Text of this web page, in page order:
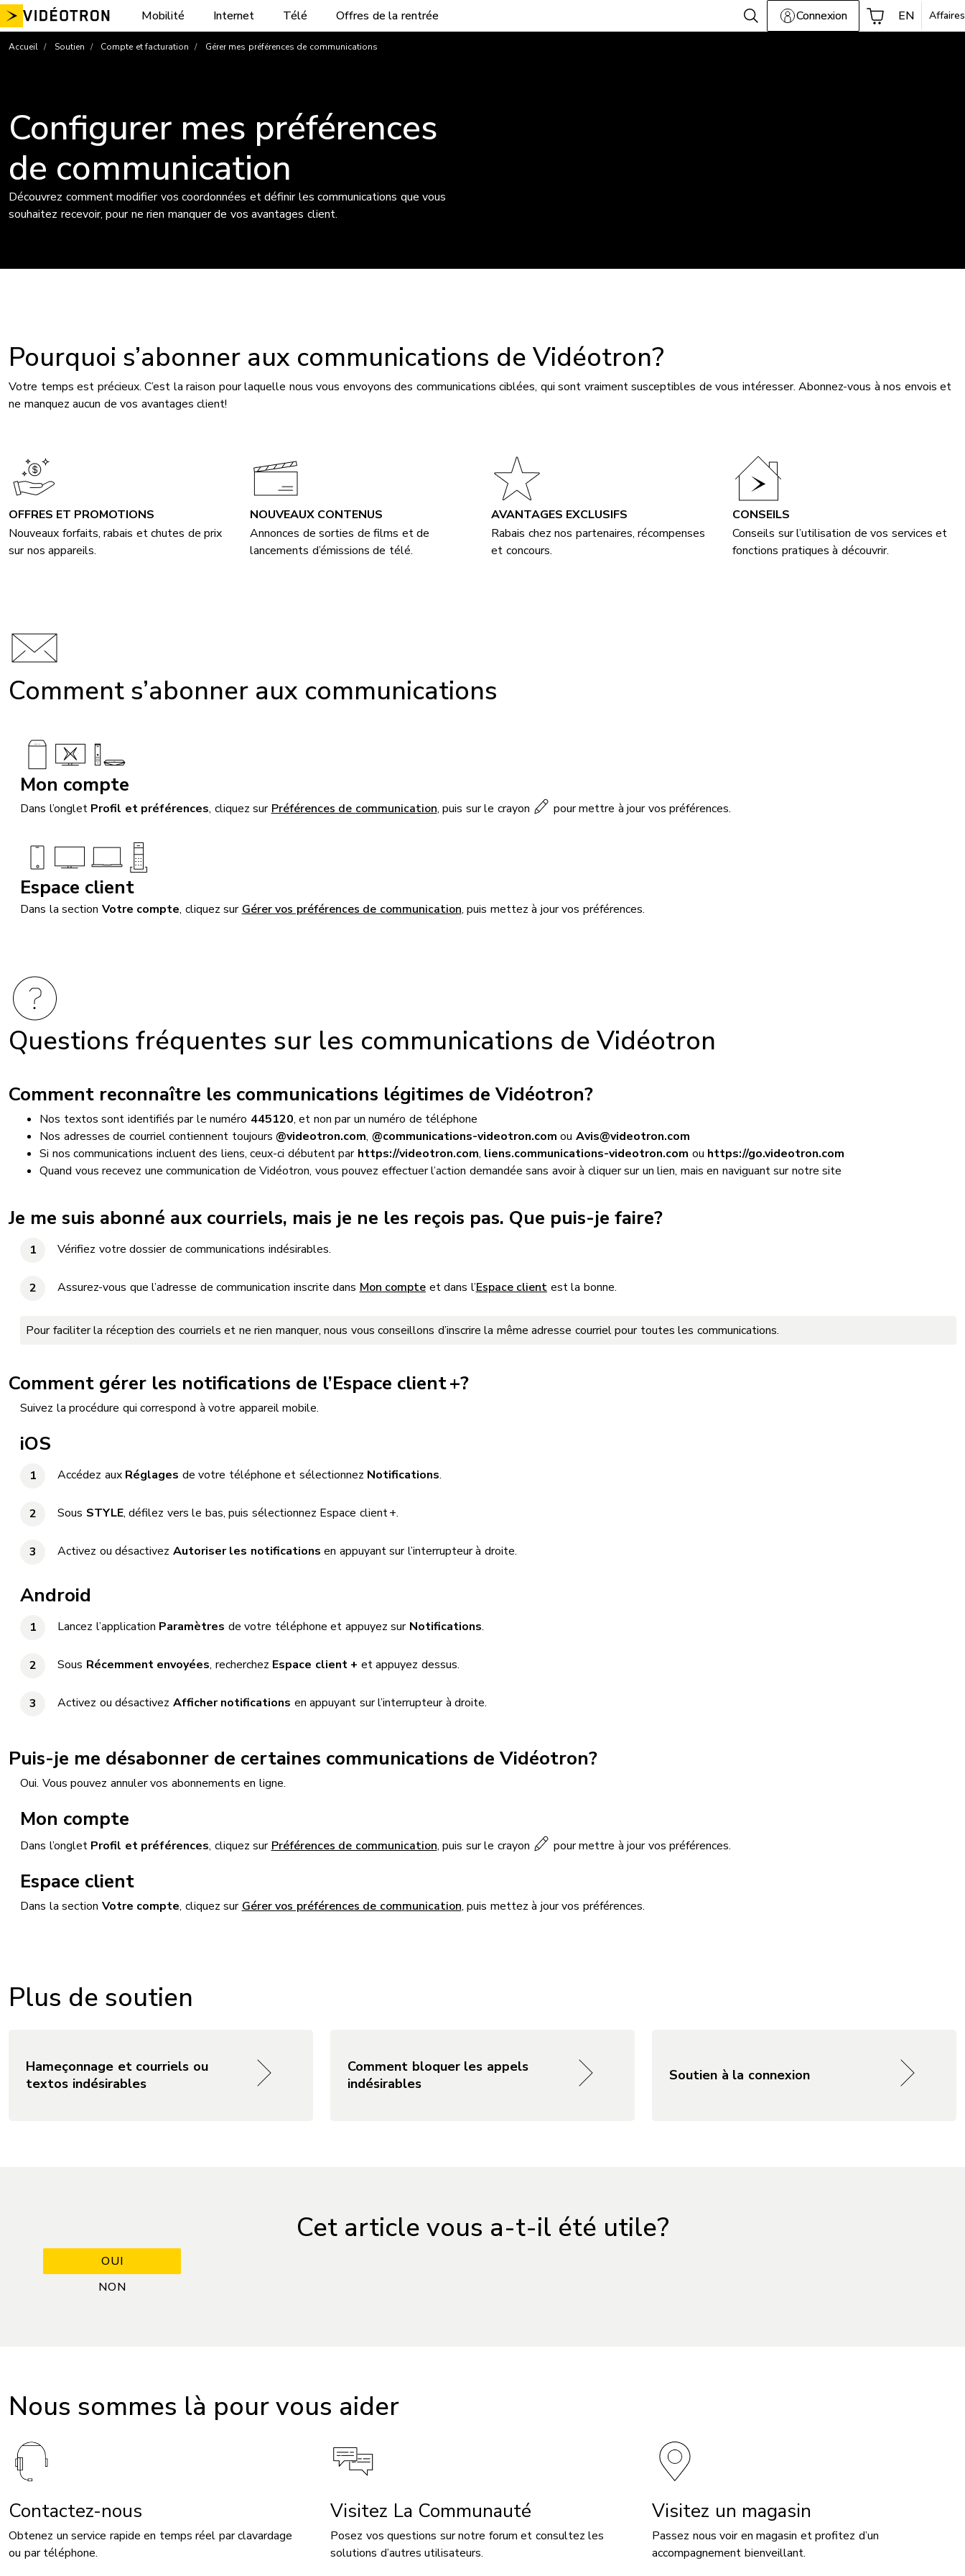
Aller
au
contenu
Mobilité Internet Télé Offres de la rentrée Connexion EN Affaires
Accueil Soutien Compte et facturation Gérer mes préférences de communications
Configurer mes préférences
de communication
Découvrez comment modifier vos coordonnées et définir les communications que vous
souhaitez recevoir, pour ne rien manquer de vos avantages client.
Pourquoi s’abonner aux communications de Vidéotron?
Votre temps est précieux. C’est la raison pour laquelle nous vous envoyons des communications ciblées, qui sont vraiment susceptibles de vous intéresser. Abonnez-vous à nos envois et
ne manquez aucun de vos avantages client!
OFFRES ET PROMOTIONS
Nouveaux forfaits, rabais et chutes de prix
sur nos appareils.
NOUVEAUX CONTENUS
Annonces de sorties de films et de
lancements d’émissions de télé.
AVANTAGES EXCLUSIFS
Rabais chez nos partenaires, récompenses
et concours.
CONSEILS
Conseils sur l’utilisation de vos services et
fonctions pratiques à découvrir.
Comment s’abonner aux communications
Mon compte
Dans l’onglet Profil et préférences, cliquez sur Préférences de communication, puis sur le crayon pour mettre à jour vos préférences.
Espace client
Dans la section Votre compte, cliquez sur Gérer vos préférences de communication, puis mettez à jour vos préférences.
Questions fréquentes sur les communications de Vidéotron
Comment reconnaître les communications légitimes de Vidéotron?
Nos textos sont identifiés par le numéro 445120, et non par un numéro de téléphone
Nos adresses de courriel contiennent toujours@videotron.com, @communications-videotron.com ou Avis@videotron.com
Si nos communications incluent des liens, ceux-ci débutent par https://videotron.com, liens.communications-videotron.com ou https://go.videotron.com
Quand vous recevez une communication de Vidéotron, vous pouvez effectuer l’action demandée sans avoir à cliquer sur un lien, mais en naviguant sur notre site
Je me suis abonné aux courriels, mais je ne les reçois pas. Que puis-je faire?
Vérifiez votre dossier de communications indésirables.
Assurez-vous que l’adresse de communication inscrite dans Mon compte et dans l’Espace client est la bonne.
Pour faciliter la réception des courriels et ne rien manquer, nous vous conseillons d’inscrire la même adresse courriel pour toutes les communications.
Comment gérer les notifications de l’Espace client +?
Suivez la procédure qui correspond à votre appareil mobile.
iOS
Accédez aux Réglages de votre téléphone et sélectionnez Notifications.
Sous STYLE, défilez vers le bas, puis sélectionnez Espace client +.
Activez ou désactivez Autoriser les notifications en appuyant sur l’interrupteur à droite.
Android
Lancez l’application Paramètres de votre téléphone et appuyez sur Notifications.
Sous Récemment envoyées, recherchez Espace client + et appuyez dessus.
Activez ou désactivez Afficher notifications en appuyant sur l’interrupteur à droite.
Puis-je me désabonner de certaines communications de Vidéotron?
Oui. Vous pouvez annuler vos abonnements en ligne.
Mon compte
Dans l’onglet Profil et préférences, cliquez sur Préférences de communication, puis sur le crayon pour mettre à jour vos préférences.
Espace client
Dans la section Votre compte, cliquez sur Gérer vos préférences de communication, puis mettez à jour vos préférences.
Plus de soutien
Hameçonnage et courriels ou
textos indésirables
Comment bloquer les appels
indésirables
Soutien à la connexion
Cet article vous a-t-il été utile?
Nous sommes là pour vous aider
Contactez-nous
Obtenez un service rapide en temps réel par clavardage
ou par téléphone.
Visitez La Communauté
Posez vos questions sur notre forum et consultez les
solutions d’autres utilisateurs.
Visitez un magasin
Passez nous voir en magasin et profitez d’un
accompagnement bienveillant.